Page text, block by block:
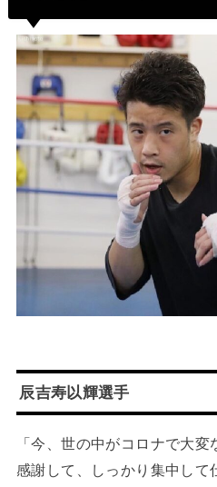
辰吉寿以輝選手
「今、世の中がコロナで大
感謝して、しっかり集中して